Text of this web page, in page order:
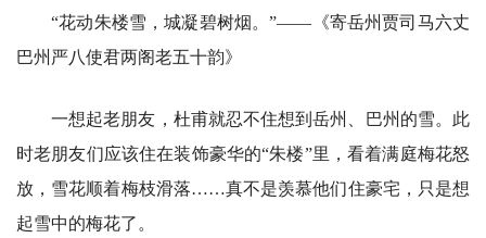
“花动朱楼雪，城凝碧树烟。”——《寄岳州贾司马六丈
巴州严八使君两阁老五十韵》
一想起老朋友，杜甫就忍不住想到岳州、巴州的雪。此
时老朋友们应该住在装饰豪华的“朱楼”里，看着满庭梅花怒
放，雪花顺着梅枝滑落……真不是羡慕他们住豪宅，只是想
起雪中的梅花了。